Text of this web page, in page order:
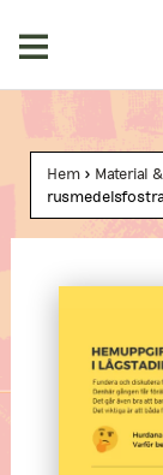
Hem> Material